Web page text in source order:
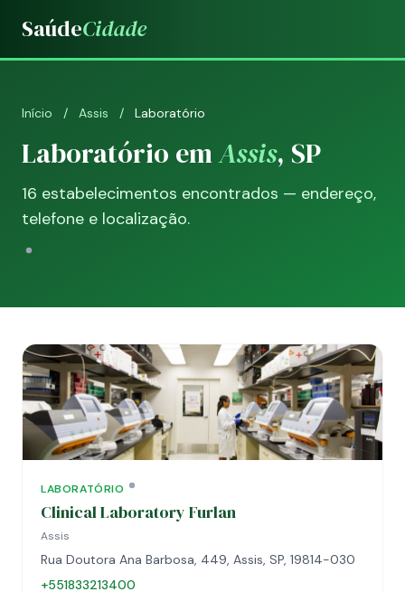
SaúdeCidade
Início / Assis / Laboratório
Laboratório emAssis, SP
16 estabelecimentos encontrados — endereço,
telefone e localização.
LABORATÓRIO
Clinical Laboratory Furlan
Assis
Rua Doutora Ana Barbosa, 449, Assis, SP, 19814-030
+551833213400